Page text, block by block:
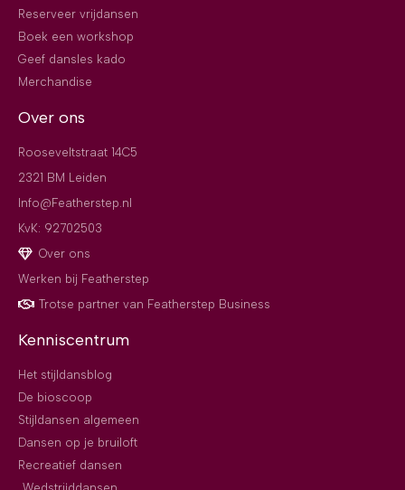
Reserveer vrijdansen
Boek een workshop
Geef dansles kado
Merchandise
Over ons
Rooseveltstraat 14C5
2321 BM Leiden
Info@Featherstep.nl
KvK: 92702503
Over ons
Werken bij Featherstep
Trotse partner van Featherstep Business
Kenniscentrum
Het stijldansblog
De bioscoop
Stijldansen algemeen
Dansen op je bruiloft
Recreatief dansen